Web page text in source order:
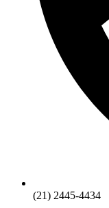
(21) 2445-4434